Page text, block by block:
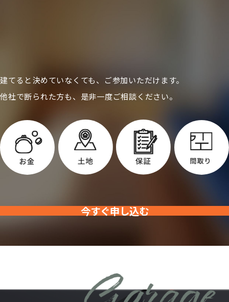
建てると決めていなくても、ご参加いただけます。
他社で断られた方も、是非一度ご相談ください。
今すぐ申し込む